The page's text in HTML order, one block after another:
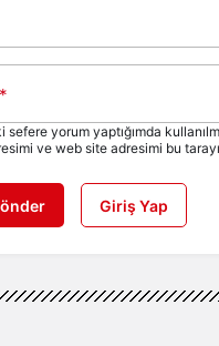
*
sefere yorum yaptığımda
ve web site adresimi bu
Giriş Yap